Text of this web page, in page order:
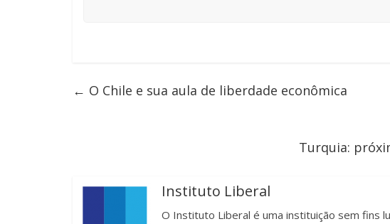
← O Chile e sua aula de liberdade econômica
Turquia:
Instituto Liberal
O Instituto Liberal é uma instituição sem fins